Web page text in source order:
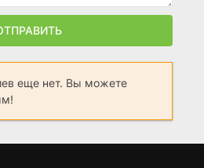
еще нет. Вы можете